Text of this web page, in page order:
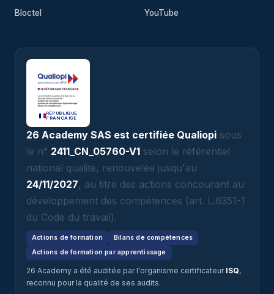
Bloctel YouTube
RÉPUBLIQUE
FRANÇAISE
26 Academy SAS est certifiée Qualiopi sous
le n° 2411_CN_05760-V1 selon le référentiel
national qualité, renouvelée jusqu'au
24/11/2027, au titre des actions concourant au
développement des compétences (art. L.6351-1
du Code du travail).
Actions de formation
Bilans de compétences
Actions de formation par apprentissage
26 Academy a été auditée par l'organisme certificateur ISQ,
reconnu pour la qualité de ses audits.